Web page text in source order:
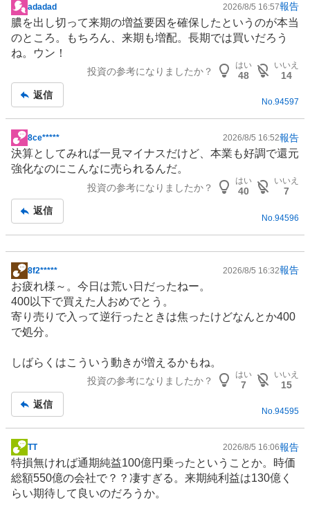
掲
示
板
記
adadad 2026/8/5 16:57報告
膿を出し切って来期の増益要因を確保したというのが本当
のところ。もちろん、来期も増配。長期では買いだろう
ね。ウン！
投資の参考になりましたか？
はい
48
いいえ
14
返信
No.94597
掲
示
板
8ce***** 2026/8/5 16:52報告
決算としてみれば一見マイナスだけど、本業も好調で還元
強化なのにこんなに売られるんだ。
投資の参考になりましたか？
はい
40
いいえ
7
返信
No. 94596
掲
示
板
記
事
8f2***** 2026/8/5 16:32報告
お疲れ様～。今日は荒い日だったねー。
400以下で買えた人おめでとう。
寄り売りで入って逆行ったときは焦ったけどなんとか400
で処分。
しばらくはこういう動きが増えるかもね。
投資の参考になりましたか？
はい
7
いいえ
15
返信
No.94595
掲
示
板
記
TT 2026/8/5 16:06報告
特損無ければ通期純益100億円乗ったということか。時価
総額550億の会社で？？凄すぎる。来期純利益は130億く
らい期待して良いのだろうか。